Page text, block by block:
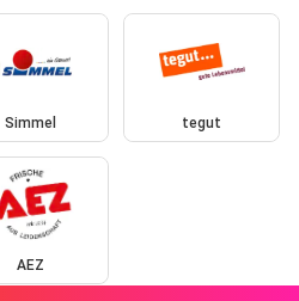
Simmel tegut
AEZ